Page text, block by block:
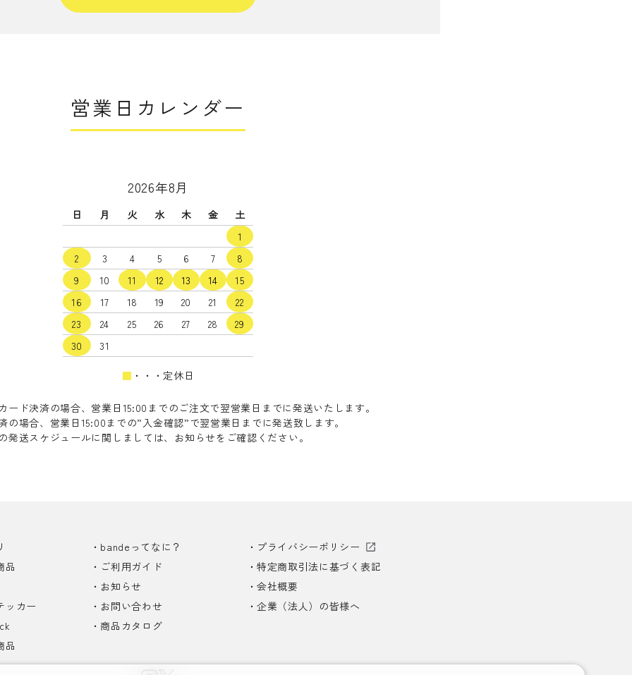
営業日カレンダー
2026年8月
日 月 火 水 木 金
土
1
2
3 4 5 6 7
8
9
10 11 12 13 14
15
16
17 18 19 20 21
22
23
24 25 26 27 28
29
30
31
■ ・・・定休日
ード決済の場合、営業日15:00までのご注文で翌営業日までに発送いたします。
の場合、営業日15:00までの”入金確認”で翌営業日までに発送致します。
発送スケジュールに関しましては、お知らせをご確認ください。
品
ッカー
品
bandeってなに？
ご利用ガイド
お知らせ
お問い合わせ
商品カタログ
プライバシーポリシー
特定商取引法に基づく表記
会社概要
企業（法人）の皆様へ